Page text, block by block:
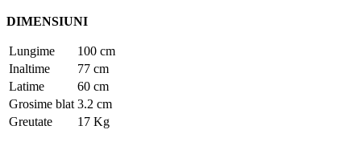
DIMENSIUNI
Lungime
100 cm
Inaltime
77 cm
Latime
60 cm
Grosime blat 3.2 cm
Greutate
17 Kg